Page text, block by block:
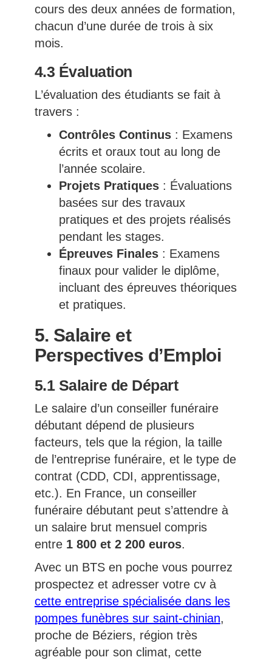
cours des deux années de formation,
chacun d’une durée de trois à six
mois.
4.3 Évaluation
L’évaluation des étudiants se fait à
travers :
Contrôles Continus: Examens
écrits et oraux tout au long de
l’année scolaire.
Projets Pratiques: Évaluations
basées sur des travaux
pratiques et des projets réalisés
pendant les stages.
Épreuves Finales: Examens
finaux pour valider le diplôme,
incluant des épreuves théoriques
et pratiques.
5. Salaire et
Perspectives d’Emploi
5.1 Salaire de Départ
Le salaire d’un conseiller funéraire
débutant dépend de plusieurs
facteurs, tels que la région, la taille
de l’entreprise funéraire, et le type de
contrat (CDD, CDI, apprentissage,
etc.). En France, un conseiller
funéraire débutant peut s’attendre à
un salaire brut mensuel compris
entre 1 800 et 2 200 euros.
Avec un BTS en poche vous pourrez
prospectez et adresser votre cv à
cette entreprise spécialisée dans les
pompes funèbres sur saint-chinian,
proche de Béziers, région très
agréable pour son climat, cette